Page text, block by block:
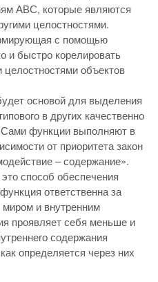
АВС, которые являются
целостностями.
с помощью
и быстро корелировать
целостностями объектов
основой для выделения
в других качественно
функции выполняют в
от приоритета закон
– содержание».
способ обеспечения
ответственна за
и внутренним
проявляет себя меньше и
содержания
определяется через них